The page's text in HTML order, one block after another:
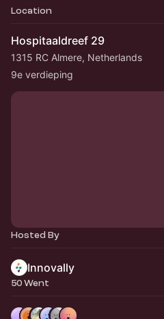
Location
Hospitaaldreef 29
1315 RC Almere, Netherlands
9e verdieping
Hosted By
Innovally
50 Went